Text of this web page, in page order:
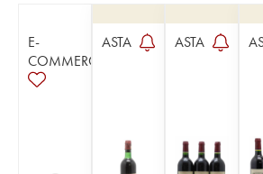
E-
COMMERCE
ASTA ASTA